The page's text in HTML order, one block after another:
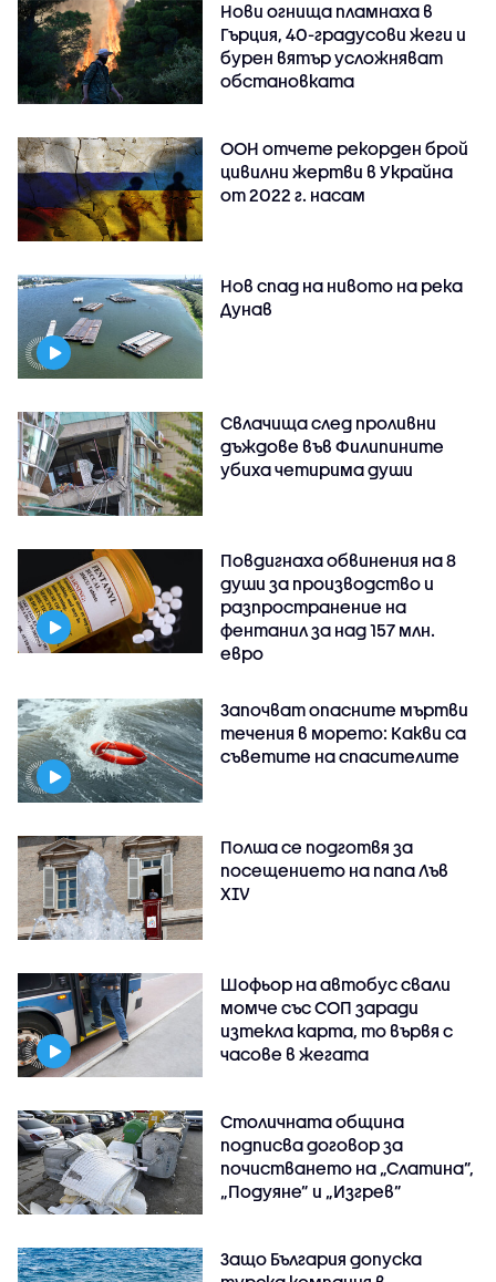
Нови огнища пламнаха в
Гърция, 40-градусови жеги и
бурен вятър усложняват
обстановката
ООН отчете рекорден брой
цивилни жертви в Украйна
от 2022 г. насам
Нов спад на нивото на река
Дунав
Свлачища след проливни
дъждове във Филипините
убиха четирима души
Повдигнаха обвинения на 8
души за производство и
разпространение на
фентанил за над 157 млн.
евро
Започват опасните мъртви
течения в морето: Какви са
съветите на спасителите
Полша се подготвя за
посещението на папа Лъв
XIV
Шофьор на автобус свали
момче със СОП заради
изтекла карта, то вървя с
часове в жегата
Столичната община
подписва договор за
почистването на „Слатина”,
„Подуяне” и „Изгрев”
Защо България допуска